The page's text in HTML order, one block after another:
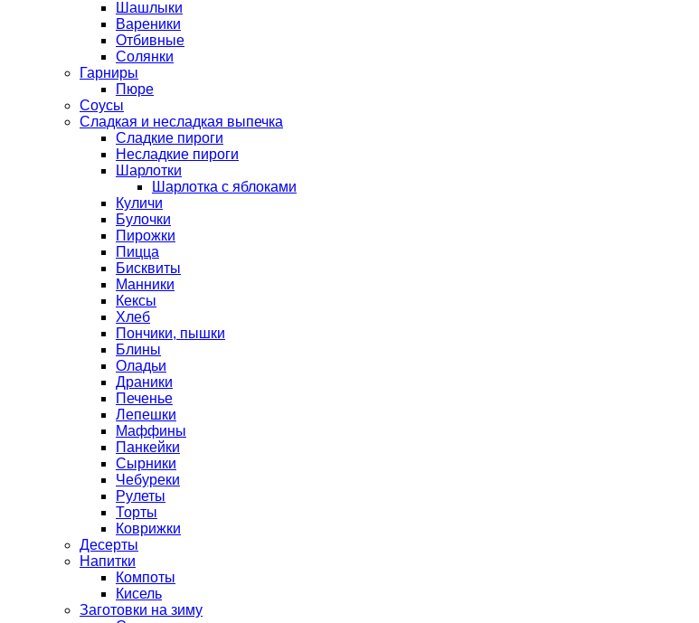
Шашлыки
Вареники
Отбивные
Солянки
Гарниры
Пюре
Соусы
Сладкая и несладкая выпечка
Сладкие пироги
Несладкие пироги
Шарлотки
Шарлотка с яблоками
Куличи
Булочки
Пирожки
Пицца
Бисквиты
Манники
Кексы
Хлеб
Пончики, пышки
Блины
Оладьи
Драники
Печенье
Лепешки
Маффины
Панкейки
Сырники
Чебуреки
Рулеты
Торты
Коврижки
Десерты
Напитки
Компоты
Кисель
Заготовки на зиму